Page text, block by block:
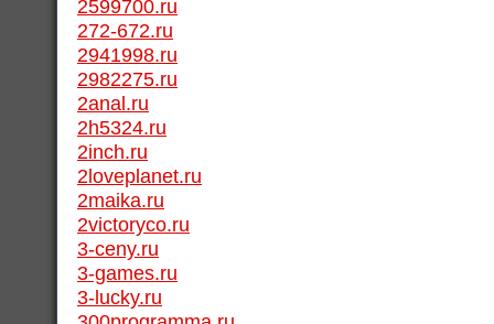
2599700.ru
272-672.ru
2941998.ru
2982275.ru
2anal.ru
2h5324.ru
2inch.ru
2loveplanet.ru
2maika.ru
2victoryco.ru
3-ceny.ru
3-games.ru
3-lucky.ru